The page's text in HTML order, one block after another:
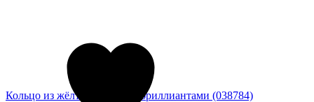
Кольцо из жёлтого золота с бриллиантами (038784)